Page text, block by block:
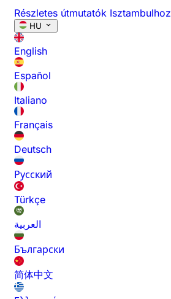
Részletes útmutatók Isztambulhoz
HU
English
Español
Italiano
Français
Deutsch
Русский
Türkçe
العربية
Български
简体中文